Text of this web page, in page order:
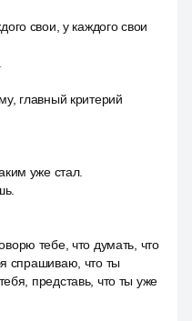
свои, у каждого свои
главный критерий
уже стал.
тебе, что думать, что
спрашиваю, что ты
представь, что ты уже